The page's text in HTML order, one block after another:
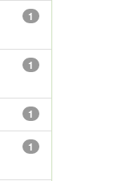
1
1
1
1